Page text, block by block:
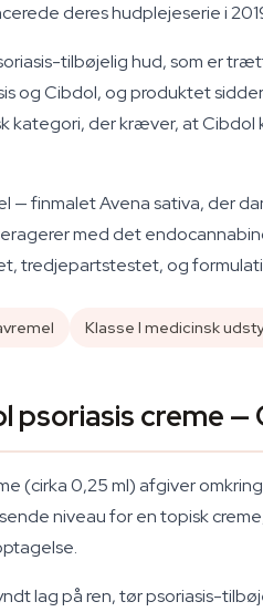
deres hudplejeserie i
tilbøjelig hud, som er
og Cibdol, og produktet
kategori, der kræver, at
— finmaletAvena sativa, der
med det
tredjepartstestet, og
Klasse I medicinsk
psoriasis creme —
(cirka 0,25 ml) afgiver
niveau for en topisk
lag på ren, tør psoriasis-